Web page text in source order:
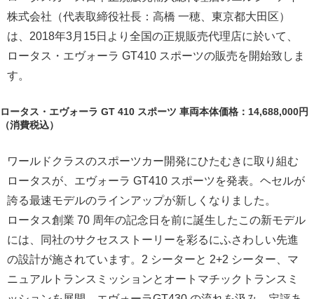
株式会社（代表取締役社長：高橋 一穂、東京都大田区）
は、2018年3月15日より全国の正規販売代理店に於いて、
ロータス・エヴォーラ GT410 スポーツの販売を開始致しま
す。
ロータス・エヴォーラ GT 410 スポーツ 車両本体価格：14,688,000円
（消費税込）
ワールドクラスのスポーツカー開発にひたむきに取り組む
ロータスが、エヴォーラ GT410 スポーツを発表。ヘセルが
誇る最速モデルのラインアップが新しくなりました。
ロータス創業 70 周年の記念日を前に誕生したこの新モデル
には、同社のサクセスストーリーを彩るにふさわしい先進
の設計が施されています。2 シーターと 2+2 シーター、マ
ニュアルトランスミッションとオートマチックトランスミ